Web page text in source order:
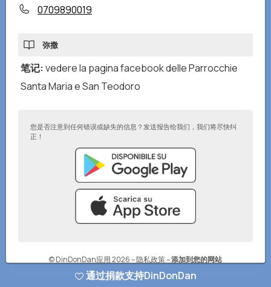
0709890019
弥撒
笔记: vedere la pagina facebook delle Parrocchie
Santa Maria e San Teodoro
您是否注意到任何错误或缺失的信息？发送报告给我们，我们将尽快纠
正！
© DinDonDan应用 2026–隐私政策–添加到您的网站
通过捐款支持DinDonDan